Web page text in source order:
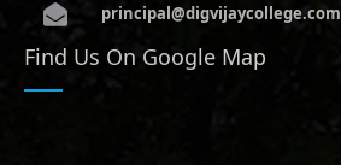
principal@digvijaycollege.com
Find Us On Google Map